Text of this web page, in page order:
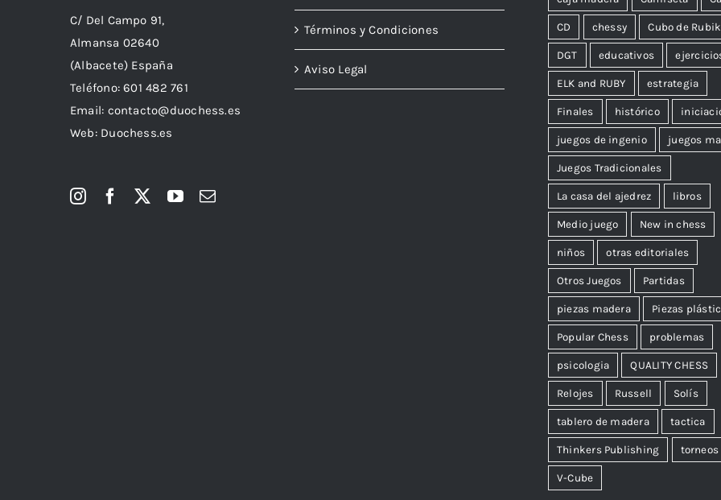
C/ Del Campo 91,
Almansa 02640
(Albacete) España
Teléfono:601 482 761
Email: contacto@duochess.es
Web: Duochess.es
Términos y Condiciones
Aviso Legal
CD chessy Cubo de Rubik
DGT educativos
ELK and RUBY estrategia
Finales histórico
juegos de ingenio juegos
Juegos Tradicionales
La casa del ajedrez libros
Medio juego New in chess
niños otras editoriales
Otros Juegos Partidas
piezas madera Piezas
Popular Chess problemas
psicologia QUALITY CHESS
Relojes Russell Solís
tablero de madera tactica
Thinkers Publishing torneos
V-Cube